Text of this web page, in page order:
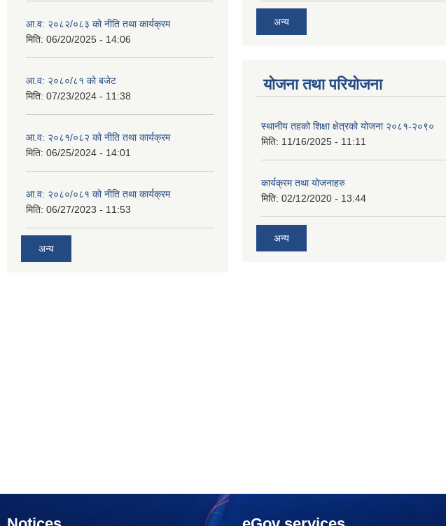
आ.व: २०८२/०८३ को नीति तथा कार्यक्रम
मिति: 06/20/2025 - 14:06
आ.व: २०८०/८१ को बजेट
मिति: 07/23/2024 - 11:38
आ.व: २०८१/०८२ को नीति तथा कार्यक्रम
मिति: 06/25/2024 - 14:01
आ.व: २०८०/०८१ को नीति तथा कार्यक्रम
मिति: 06/27/2023 - 11:53
अन्य
अन्य
योजना तथा परियोजना
स्थानीय तहको शिक्षा क्षेत्रको योजना २०८१-२०९०
मिति: 11/16/2025 - 11:11
कार्यक्रम तथा योजनाहरु
मिति: 02/12/2020 - 13:44
अन्य